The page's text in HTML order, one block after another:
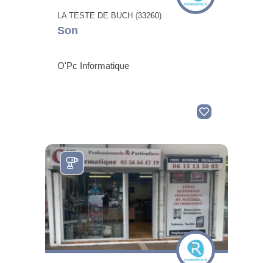
LA TESTE DE BUCH (33260)
Son
O'Pc Informatique